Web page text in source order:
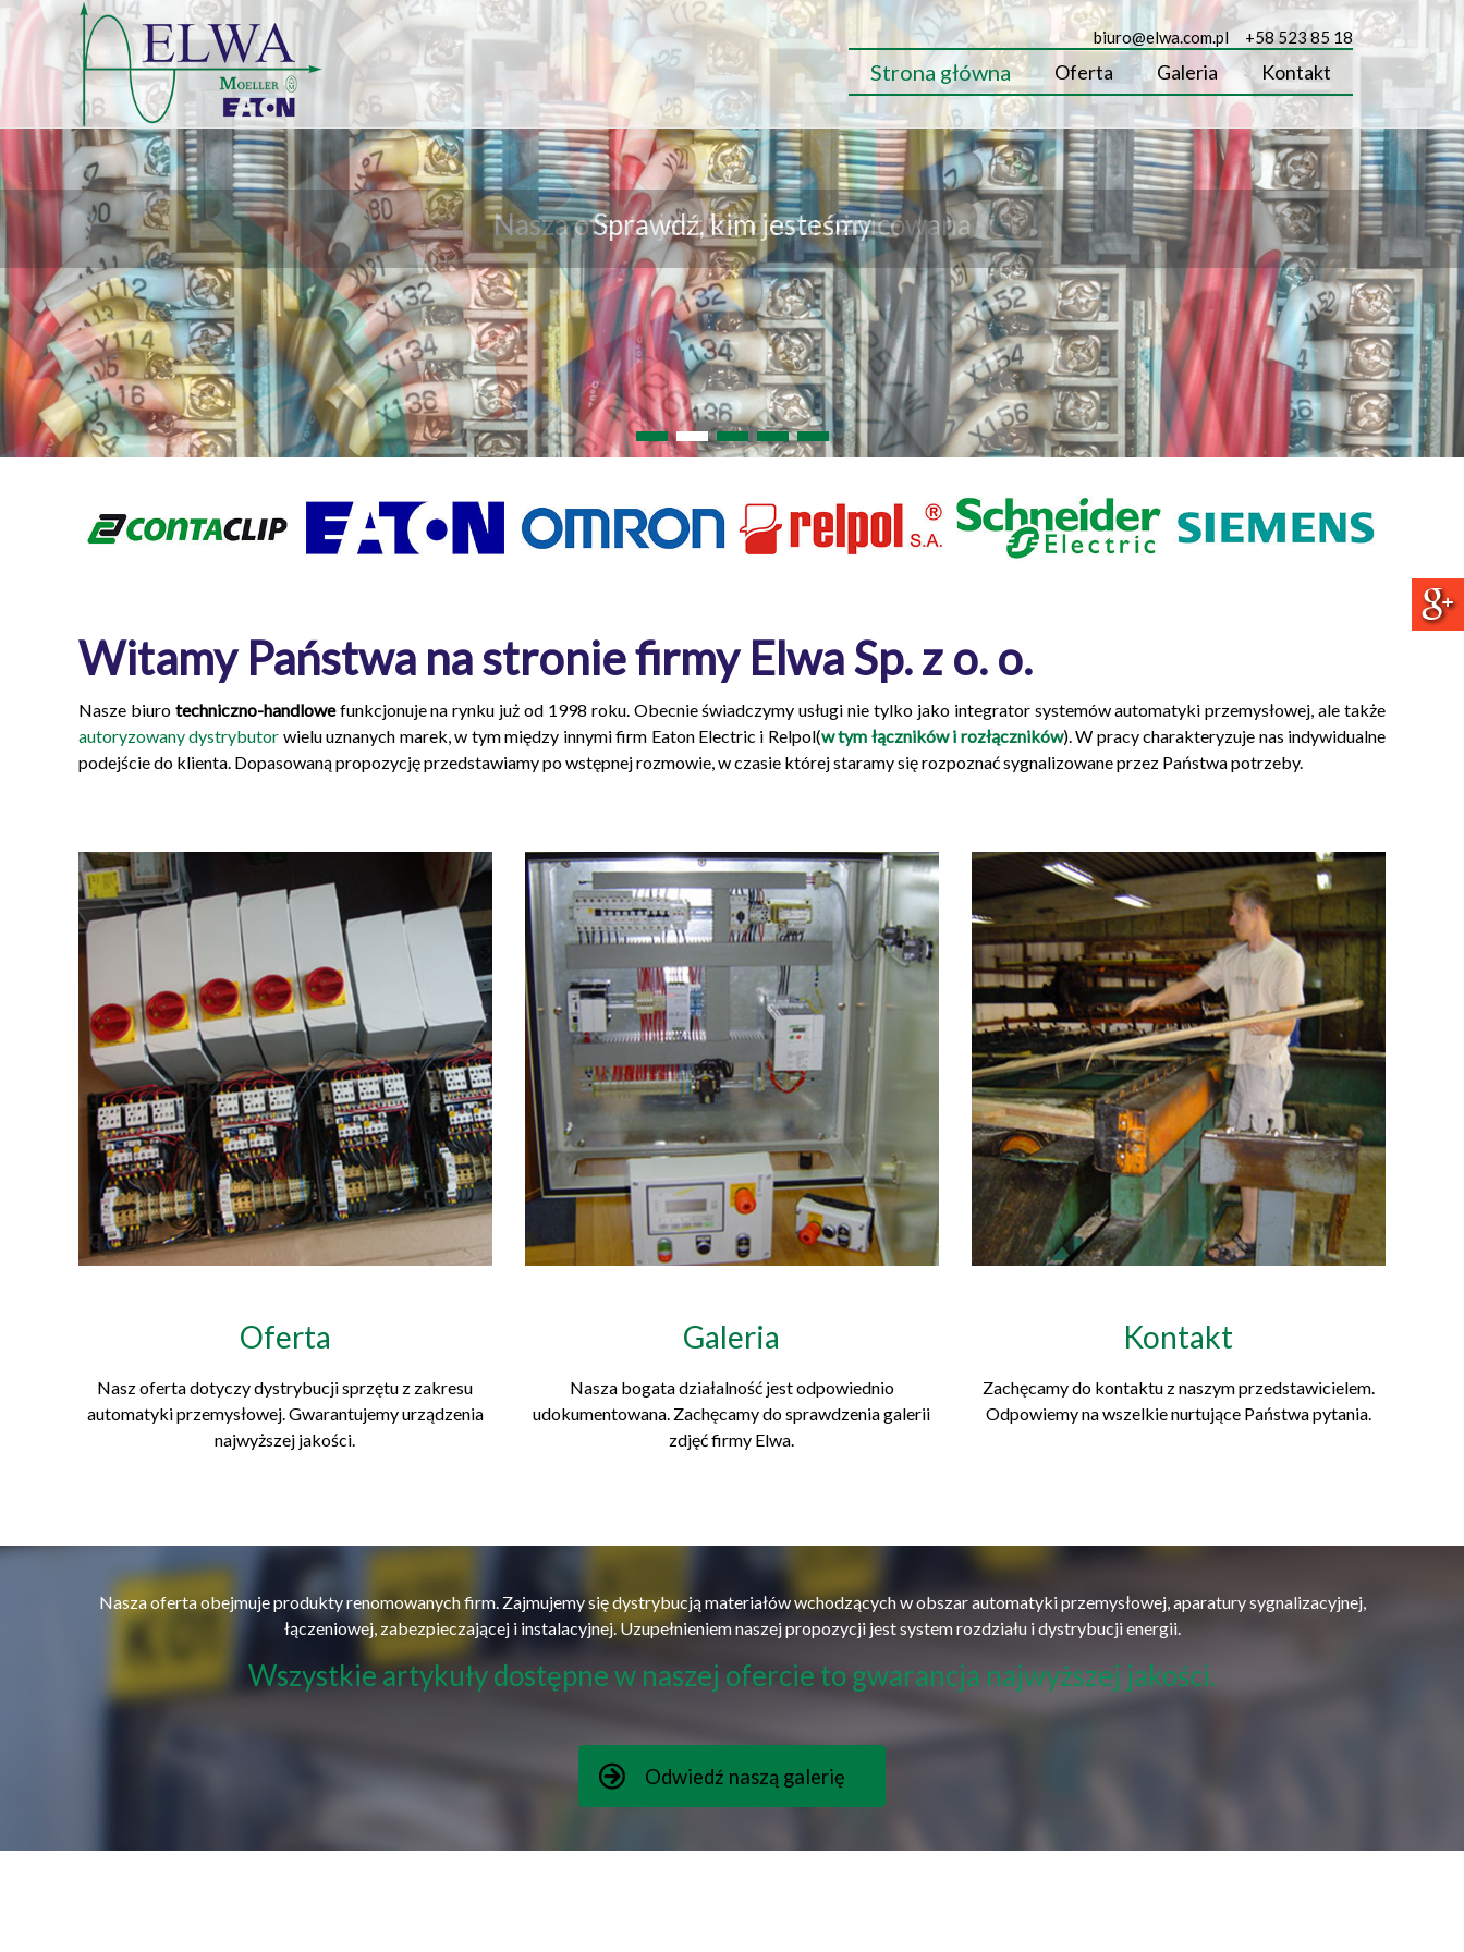
+58 523 85 18
biuro@elwa.com.pl
Strona główna Oferta Galeria Kontakt
Nasza oferta jest bardzo zróżnicowana
1 2 3 4 5
Witamy Państwa na stronie firmy Elwa Sp. z o. o.
Nasze biuro techniczno-handlowefunkcjonuje na rynku już od 1998 roku. Obecnie świadczymy usługi nie tylko jako integrator systemów automatyki przemysłowej, ale także
autoryzowany dystrybutor wielu uznanych marek, w tym między innymi firm Eaton Electric i Relpol(w tym łączników i rozłączników). W pracy charakteryzuje nas indywidualne
podejście do klienta. Dopasowaną propozycję przedstawiamy po wstępnej rozmowie, w czasie której staramy się rozpoznać sygnalizowane przez Państwa potrzeby.
Oferta
Nasz oferta dotyczy dystrybucji sprzętu z zakresu
automatyki przemysłowej. Gwarantujemy urządzenia
najwyższej jakości.
Galeria
Nasza bogata działalność jest odpowiednio
udokumentowana. Zachęcamy do sprawdzenia galerii
zdjęć firmy Elwa.
Kontakt
Zachęcamy do kontaktu z naszym przedstawicielem.
Odpowiemy na wszelkie nurtujące Państwa pytania.
Nasza oferta obejmuje produkty renomowanych firm. Zajmujemy się dystrybucją materiałów wchodzących w obszar automatyki przemysłowej, aparatury sygnalizacyjnej,
łączeniowej, zabezpieczającej i instalacyjnej. Uzupełnieniem naszej propozycji jest system rozdziału i dystrybucji energii.
Wszystkie artykuły dostępne w naszej ofercie to gwarancja najwyższej jakości.
Odwiedź naszą galerię